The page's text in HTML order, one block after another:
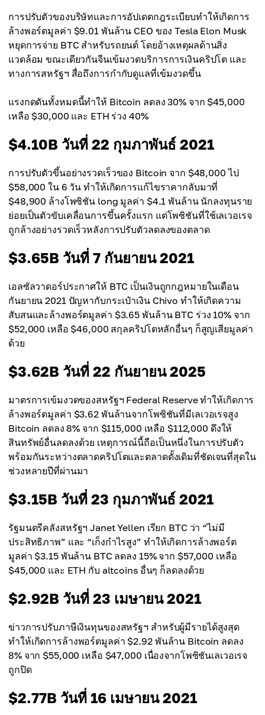
การปรับตัวของบริษัทและการอัปเดตกฎระเบียบทำให้เกิดการ
ล้างพอร์ตมูลค่า $9.01 พันล้าน CEO ของ Tesla Elon Musk
หยุดการจ่าย BTC สำหรับรถยนต์ โดยอ้างเหตุผลด้านสิ่ง
แวดล้อม ขณะเดียวกันจีนเข้มงวดบริการการเงินคริปโต และ
ทางการสหรัฐฯ สื่อถึงการกำกับดูแลที่เข้มงวดขึ้น
แรงกดดันทั้งหมดนี้ทำให้ Bitcoin ลดลง 30% จาก $45,000
เหลือ $30,000 และ ETH ร่วง 40%
$4.10B วันที่ 22 กุมภาพันธ์ 2021
การปรับตัวขึ้นอย่างรวดเร็วของ Bitcoin จาก $48,000 ไป
$58,000 ใน 6 วัน ทำให้เกิดการแก้ไขราคากลับมาที่
$48,900 ล้างโพซิชัน long มูลค่า $4.1 พันล้าน นักลงทุนราย
ย่อยเป็นตัวขับเคลื่อนการขึ้นครั้งแรก แต่โพซิชันที่ใช้เลเวอเรจ
ถูกล้างอย่างรวดเร็วหลังการปรับตัวลดลงของตลาด
$3.65B วันที่ 7 กันยายน 2021
เอลซัลวาดอร์ประกาศให้ BTC เป็นเงินถูกกฎหมายในเดือน
กันยายน 2021 ปัญหากับกระเป๋าเงิน Chivo ทำให้เกิดความ
สับสนและล้างพอร์ตมูลค่า $3.65 พันล้าน BTC ร่วง 10% จาก
$52,000 เหลือ $46,000 สกุลคริปโตหลักอื่นๆ ก็สูญเสียมูลค่า
ด้วย
$3.62B วันที่ 22 กันยายน 2025
มาตรการเข้มงวดของสหรัฐฯ Federal Reserve ทำให้เกิดการ
ล้างพอร์ตมูลค่า $3.62 พันล้านจากโพซิชันที่มีเลเวอเรจสูง
Bitcoin ลดลง 8% จาก $115,000 เหลือ $112,000 ดึงให้
สินทรัพย์อื่นลดลงด้วย เหตุการณ์นี้ถือเป็นหนึ่งในการปรับตัว
พร้อมกันระหว่างตลาดคริปโตและตลาดดั้งเดิมที่ชัดเจนที่สุดใน
ช่วงหลายปีที่ผ่านมา
$3.15B วันที่ 23 กุมภาพันธ์ 2021
รัฐมนตรีคลังสหรัฐฯ Janet Yellen เรียก BTC ว่า “ไม่มี
ประสิทธิภาพ” และ “เก็งกำไรสูง” ทำให้เกิดการล้างพอร์ต
มูลค่า $3.15 พันล้าน BTC ลดลง 15% จาก $57,000 เหลือ
$45,000 และ ETH กับ altcoins อื่นๆ ก็ลดลงด้วย
$2.92B วันที่ 23 เมษายน 2021
ข่าวการปรับภาษีเงินทุนของสหรัฐฯ สำหรับผู้มีรายได้สูงสุด
ทำให้เกิดการล้างพอร์ตมูลค่า $2.92 พันล้าน Bitcoin ลดลง
8% จาก $55,000 เหลือ $47,000 เนื่องจากโพซิชันเลเวอเรจ
ถูกปิด
$2.77B วันที่ 16 เมษายน 2021